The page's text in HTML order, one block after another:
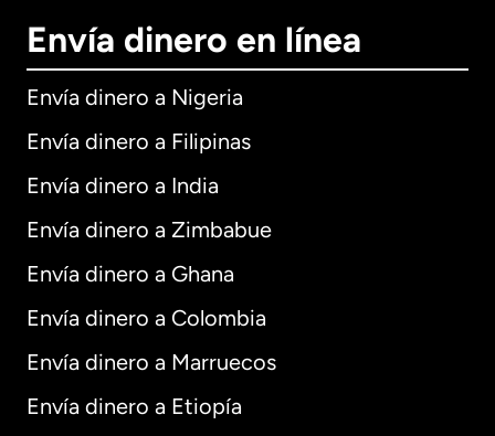
Envía dinero en línea
Envía dinero a Nigeria
Envía dinero a Filipinas
Envía dinero a India
Envía dinero a Zimbabue
Envía dinero a Ghana
Envía dinero a Colombia
Envía dinero a Marruecos
Envía dinero a Etiopía